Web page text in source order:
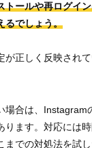
トールや再ログイ
るでしょう。
が正しく反映され
場合は、Instagram
ります。対応には
までの対処法を試